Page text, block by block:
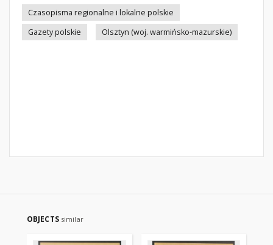
Czasopisma regionalne i lokalne polskie
Gazety polskie
Olsztyn (woj. warmińsko-mazurskie)
OBJECTS similar